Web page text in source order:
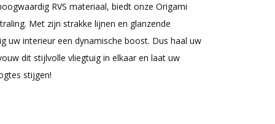
RVS materiaal, biedt onze Origami
Met zijn strakke lijnen en glanzende
uw interieur een dynamische boost. Dus haal uw
dit stijlvolle vliegtuig in elkaar en laat uw
stijgen!